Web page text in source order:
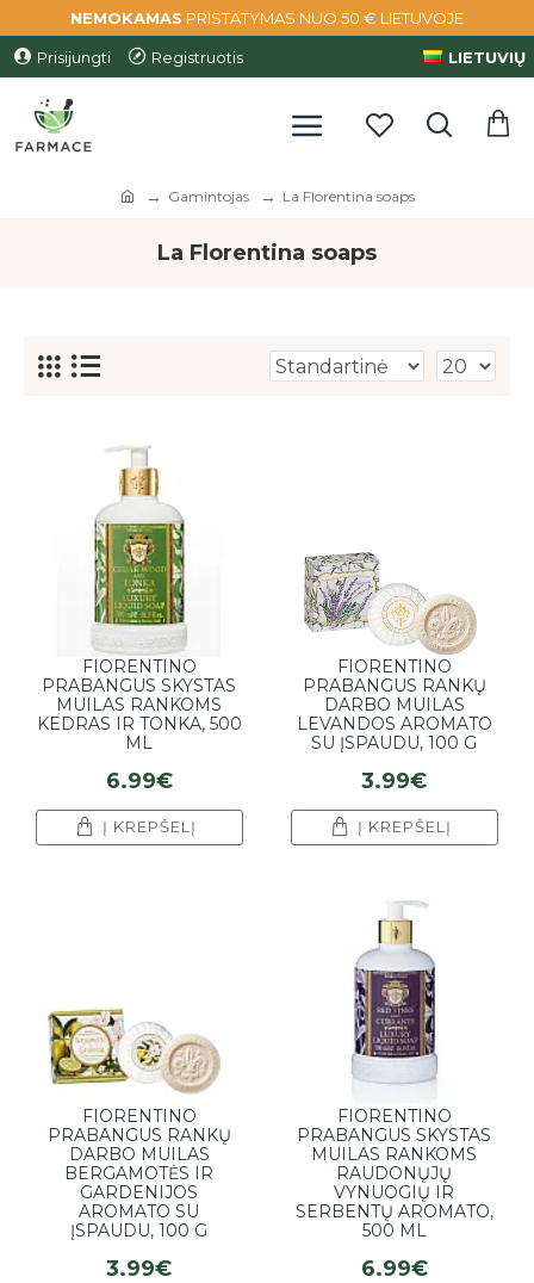
NEMOKAMAS PRISTATYMAS NUO 50 € LIETUVOJE
Prisijungti Registruotis LIETUVIŲ
Gamintojas La Florentina soaps
La Florentina soaps
FIORENTINO
PRABANGUS SKYSTAS
MUILAS RANKOMS
KEDRAS IR TONKA, 500
ML
6.99€
Į KREPŠELĮ
FIORENTINO
PRABANGUS RANKŲ
DARBO MUILAS
LEVANDOS AROMATO
SU ĮSPAUDU, 100 G
3.99€
Į KREPŠELĮ
FIORENTINO
PRABANGUS RANKŲ
DARBO MUILAS
BERGAMOTĖS IR
GARDENIJOS
AROMATO SU
ĮSPAUDU, 100 G
3.99€
FIORENTINO
PRABANGUS SKYSTAS
MUILAS RANKOMS
RAUDONŲJŲ
VYNUOGIŲ IR
SERBENTŲ AROMATO,
500 ML
6.99€